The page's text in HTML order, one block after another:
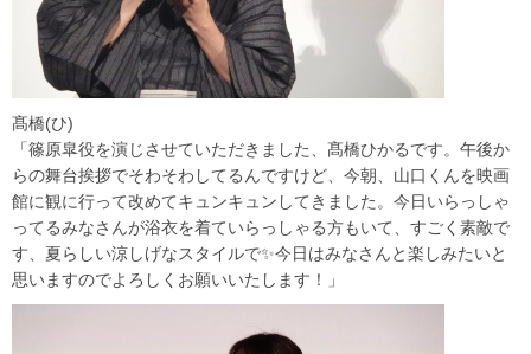
髙橋(ひ)
「篠原皐役を演じさせていただきました、髙橋ひかるです。午後か
らの舞台挨拶でそわそわしてるんですけど、今朝、山口くんを映画
館に観に行って改めてキュンキュンしてきました。今日いらっしゃ
ってるみなさんが浴衣を着ていらっしゃる方もいて、すごく素敵で
す、夏らしい涼しげなスタイルで✨今日はみなさんと楽しみたいと
思いますのでよろしくお願いいたします！」